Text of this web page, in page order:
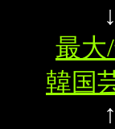
最大
韓国